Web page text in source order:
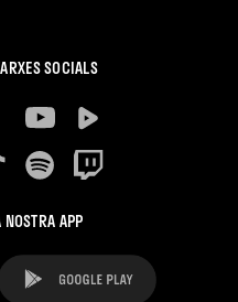
SOCIALS
NOSTRA APP